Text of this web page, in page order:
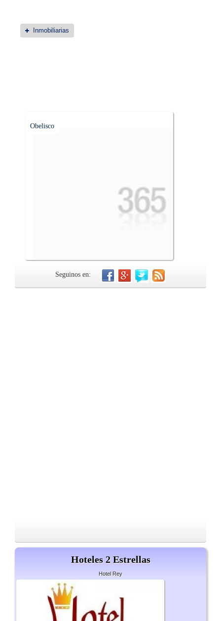
Inmobiliarias
Obelisco
Seguinos en:
Hoteles 2 Estrellas
Hotel Rey